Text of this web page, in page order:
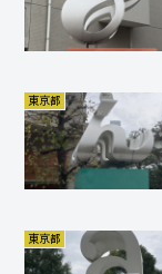
東京都
東京都